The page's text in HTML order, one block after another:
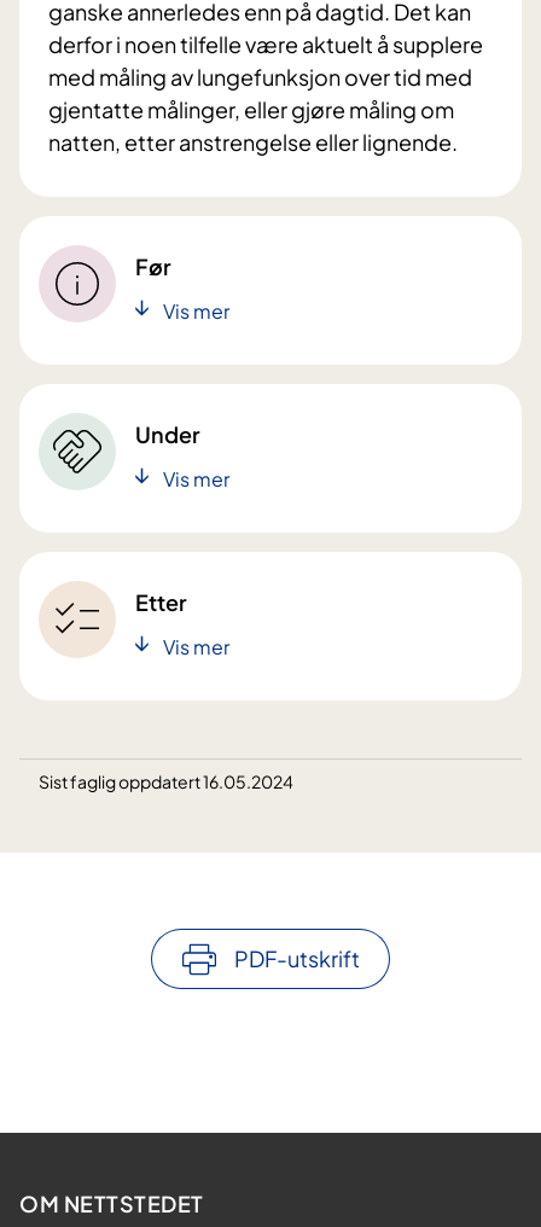
ganske annerledes enn på dagtid. Det kan
derfor i noen tilfelle være aktuelt å supplere
med måling av lungefunksjon over tid med
gjentatte målinger, eller gjøre måling om
natten, etter anstrengelse eller lignende.
Før
Vis mer
Under
Vis mer
Etter
Vis mer
Sist faglig oppdatert 16.05.2024
PDF-utskrift
OM NETTSTEDET